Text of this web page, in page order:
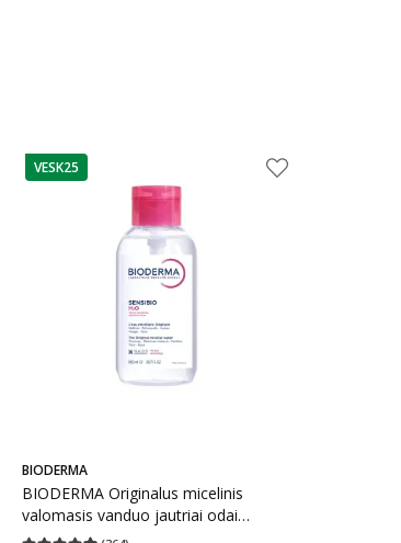
patarimas
VESK25
BIODERMA
BIODERMA Originalus micelinis
valomasis vanduo jautriai odai
SENSIBIO H2O, 850 ml